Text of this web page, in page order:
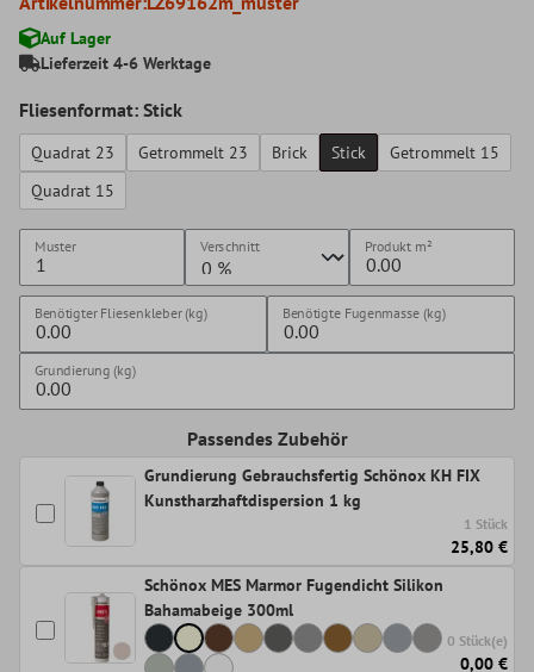
Auf Lager
Lieferzeit 4-6 Werktage
Fliesenformat: Stick
Quadrat 23 Getrommelt 23 Brick Stick
Getrommelt 15
Quadrat 15
Muster Verschnitt Produkt m²
Benötigter Fliesenkleber (kg) Benötigte Fugenmasse (kg)
Grundierung (kg)
Passendes Zubehör
Grundierung Gebrauchsfertig Schönox KH FIX
Kunstharzhaftdispersion 1 kg
1 Stück
25,80 €
Schönox MES Marmor Fugendicht Silikon
Bahamabeige 300ml
0 Stück(e)
0,00 €